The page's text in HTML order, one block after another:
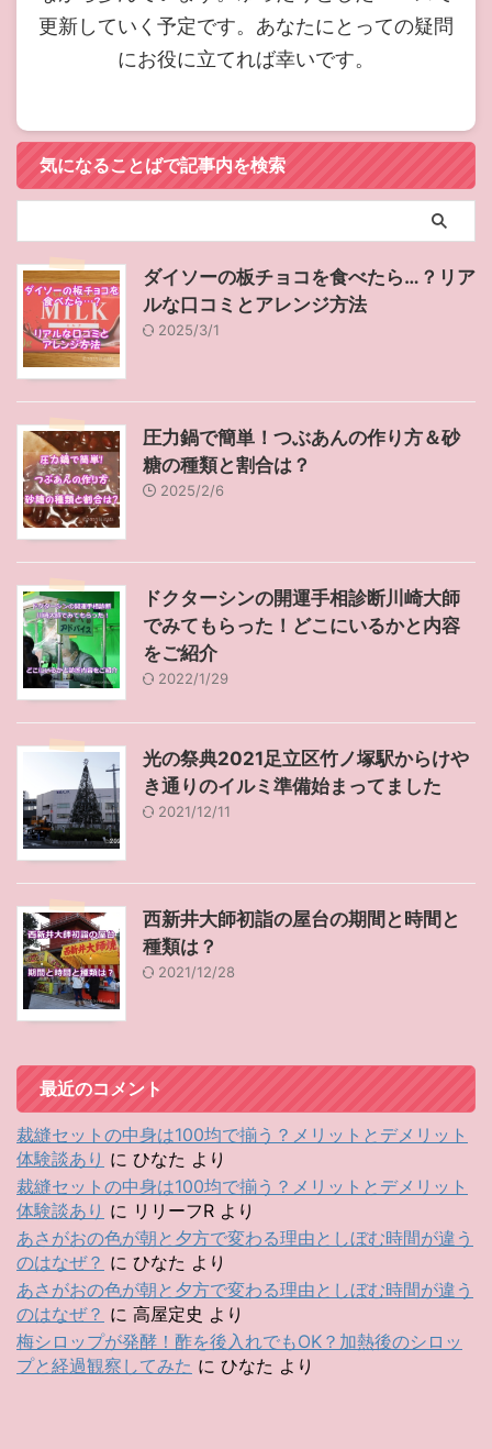
更新していく予定です。あなたにとっての疑問
にお役に立てれば幸いです。
気になることばで記事内を検索
ダイソーの板チョコを食べたら…？リア
ルな口コミとアレンジ方法
2025/3/1
圧力鍋で簡単！つぶあんの作り方＆砂
糖の種類と割合は？
2025/2/6
ドクターシンの開運手相診断川崎大師
でみてもらった！どこにいるかと内容
をご紹介
2022/1/29
光の祭典2021足立区竹ノ塚駅からけや
き通りのイルミ準備始まってました
2021/12/11
西新井大師初詣の屋台の期間と時間と
種類は？
2021/12/28
最近のコメント
裁縫セットの中身は100均で揃う？メリットとデメリット
体験談あり に ひなた より
裁縫セットの中身は100均で揃う？メリットとデメリット
体験談あり に リリーフR より
あさがおの色が朝と夕方で変わる理由としぼむ時間が違う
のはなぜ？ に ひなた より
あさがおの色が朝と夕方で変わる理由としぼむ時間が違う
のはなぜ？ に 高屋定史 より
梅シロップが発酵！酢を後入れでもOK？加熱後のシロッ
プと経過観察してみた に ひなた より